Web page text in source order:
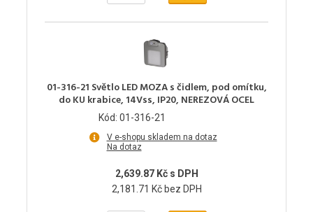
01-316-21 Světlo LED MOZA s čidlem, pod omítku,
do KU krabice, 14Vss, IP20, NEREZOVÁ OCEL
Kód: 01-316-21
V e-shopu skladem na dotaz
Na dotaz
2,639.87 Kč s DPH
2,181.71 Kč bez DPH